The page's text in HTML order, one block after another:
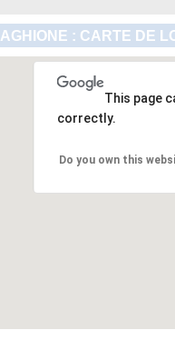
AGHIONE : CARTE DE
This page
correctly.
Do you own this